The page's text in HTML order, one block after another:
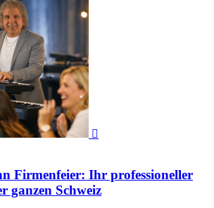

Firmenfeier: Ihr professioneller
ganzen Schweiz